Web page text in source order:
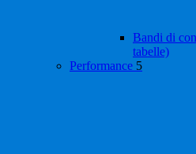
Bandi di
tabelle)
Performance 5